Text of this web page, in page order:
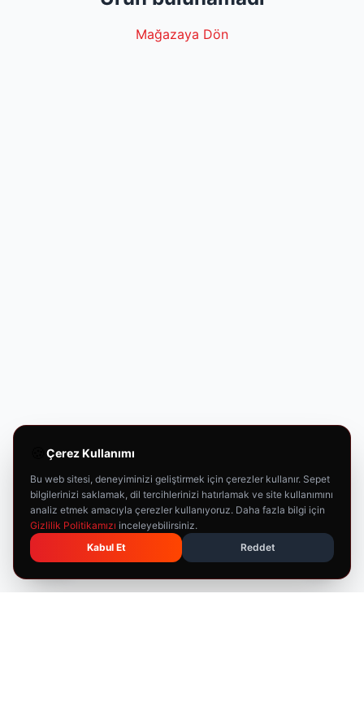
Mağazaya Dön
🇹🇷
Çerez Kullanımı
Bu web sitesi, deneyiminizi geliştirmek için çerezler kullanır. Sepet
bilgilerinizi saklamak, dil tercihlerinizi hatırlamak ve site kullanımını
analiz etmek amacıyla çerezler kullanıyoruz. Daha fazla bilgi için
Gizlilik Politikamızı inceleyebilirsiniz.
Kabul Et
Reddet